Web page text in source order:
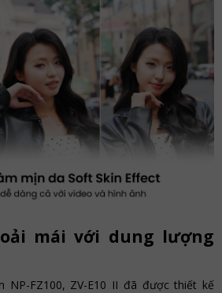
mái với dung lượng
FZ100, ZV-E10 II đã được thiết kế